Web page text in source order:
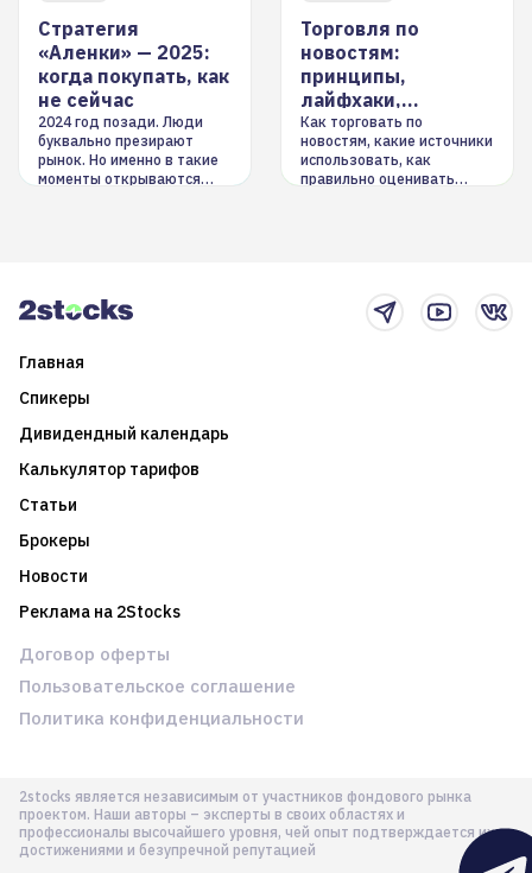
Стратегия
«Аленки» — 2025:
когда покупать, как
не сейчас
2024 год позади. Люди
буквально презирают
рынок. Но именно в такие
моменты открываются
Торговля по
новостям:
принципы,
лайфхаки,
инструменты
Как торговать по
новостям, какие источники
использовать, как
правильно оценивать
Главная
Спикеры
Дивидендный календарь
Калькулятор тарифов
Статьи
Брокеры
Новости
Реклама на 2Stocks
2stocks является независимым от участников фондового рынка
проектом. Наши авторы – эксперты в своих областях и
профессионалы высочайшего уровня, чей опыт подтверждается их
достижениями и безупречной репутацией
Договор оферты
Пользовательское соглашение
Политика конфиденциальности